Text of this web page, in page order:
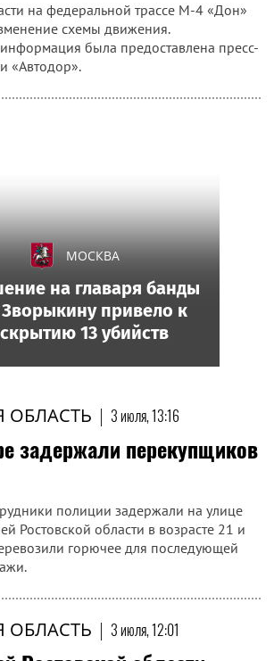
на федеральной трассе М-4 «Дон»
схемы движения.
была предоставлена пресс-
«Автодор».
ОБЛАСТЬ | 3 июля, 13:16
задержали перекупщиков
полиции задержали на улице
Ростовской области в возрасте 21 и
горючее для последующей
ОБЛАСТЬ | 3 июля, 12:01
МОСКВА
на главаря банды
привело к
13 убийств